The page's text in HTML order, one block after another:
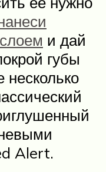
и дай
губы
Alert.